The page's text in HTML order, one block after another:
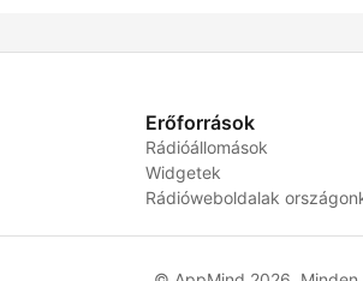
Erőforrások
Rádióállomások
Widgetek
Rádióweboldalak